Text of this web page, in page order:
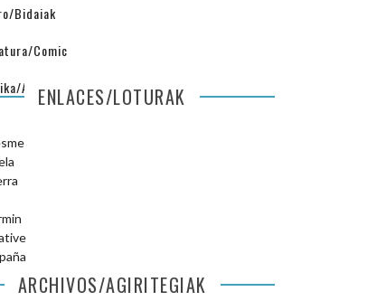
Bidaiak
Comic
Arquitectura
ENLACES/LOTURAK
ARCHIVOS/AGIRITEGIAK